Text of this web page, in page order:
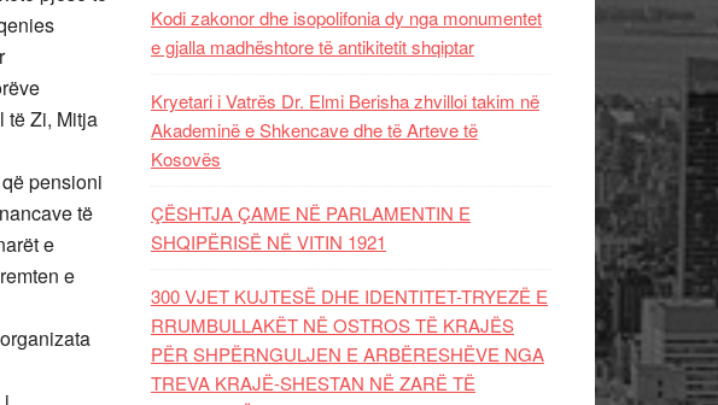
të Zi, Mitja
pensioni
të
e
e
Kodi zakonor dhe isopolifonia dy nga monumentet
e gjalla madhështore të antikitetit shqiptar
Kryetari i Vatrës Dr. Elmi Berisha zhvilloi takim në
Akademinë e Shkencave dhe të Arteve të
Kosovës
ÇËSHTJA ÇAME NË PARLAMENTIN E
SHQIPËRISË NË VITIN 1921
300 VJET KUJTESË DHE IDENTITET-TRYEZË E
RRUMBULLAKËT NË OSTROS TË KRAJËS
PËR SHPËRNGULJEN E ARBËRESHËVE NGA
TREVA KRAJË-SHESTAN NË ZARË TË